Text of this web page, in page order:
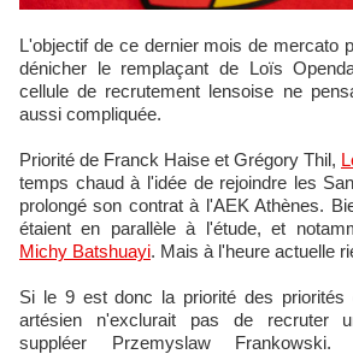
L'objectif de ce dernier mois de mercato pour le RC Lens et de
dénicher le remplaçant de Loïs
cellule de recrutement lensoise ne
aussi compliquée.
Priorité de Franck Haise et Grégory Thil,
temps chaud à l'idée de rejoindre les
prolongé son contrat à l'AEK Athènes.
étaient en parallèle à l'étude, et
Michy Batshuayi. Mais à l'heure actuelle
Si le 9 est donc la priorité des
artésien n'exclurait pas de recruter
suppléer Przemyslaw